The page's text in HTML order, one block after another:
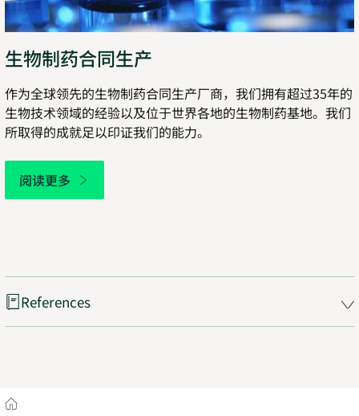
生物制药合同生产
作为全球领先的生物制药合同生产厂商，我们拥有超过35年的
生物技术领域的经验以及位于世界各地的生物制药基地。我们
所取得的成就足以印证我们的能力。
阅读更多
References
Home